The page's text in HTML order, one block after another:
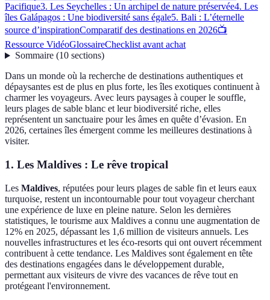
Pacifique3. Les Seychelles : Un archipel de nature préservée4. Les
îles Galápagos : Une biodiversité sans égale5. Bali : L’éternelle
source d’inspirationComparatif des destinations en 2026📺
Ressource VidéoGlossaireChecklist avant achat
Sommaire(10 sections)
Dans un monde où la recherche de destinations authentiques et
dépaysantes est de plus en plus forte, les îles exotiques continuent à
charmer les voyageurs. Avec leurs paysages à couper le souffle,
leurs plages de sable blanc et leur biodiversité riche, elles
représentent un sanctuaire pour les âmes en quête d’évasion. En
2026, certaines îles émergent comme les meilleures destinations à
visiter.
1. Les Maldives : Le rêve tropical
Les Maldives, réputées pour leurs plages de sable fin et leurs eaux
turquoise, restent un incontournable pour tout voyageur cherchant
une expérience de luxe en pleine nature. Selon les dernières
statistiques, le tourisme aux Maldives a connu une augmentation de
12% en 2025, dépassant les 1,6 million de visiteurs annuels. Les
nouvelles infrastructures et les éco-resorts qui ont ouvert récemment
contribuent à cette tendance. Les Maldives sont également en tête
des destinations engagées dans le développement durable,
permettant aux visiteurs de vivre des vacances de rêve tout en
protégeant l'environnement.